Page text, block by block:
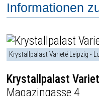
Informationen
Krystallpalast Varieté Leipzig -
Krystallpalast
Magazingasse 4